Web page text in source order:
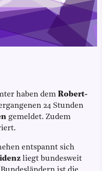
haben dem Robert-
24 Stunden
gemeldet. Zudem
entspannt sich
liegt bundesweit